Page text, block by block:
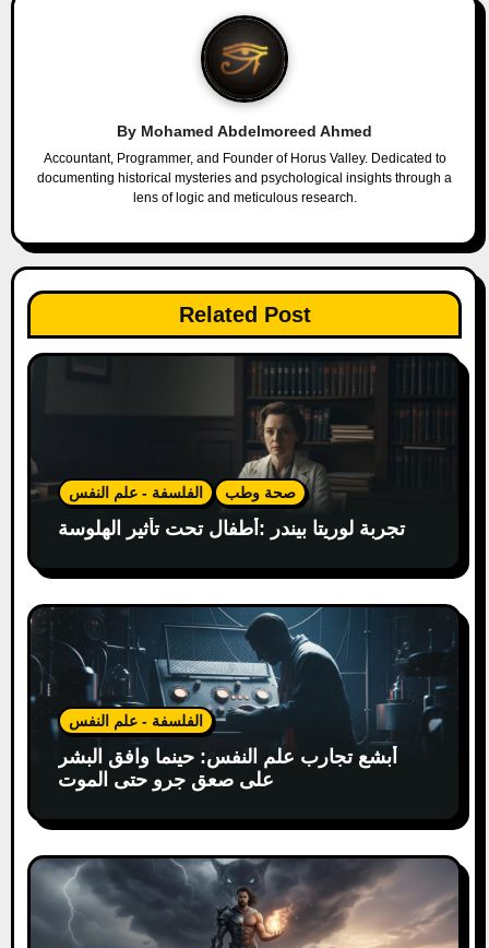
g
t
i
o
By Mohamed Abdelmoreed Ahmed
Accountant, Programmer, and Founder of Horus Valley. Dedicated to
documenting historical mysteries and psychological insights through a
lens of logic and meticulous research.
Related Post
الفلسفة - علم النفس صحة وطب
تجربة لوريتا بيندر :أطفال تحت تأثير الهلوسة
الفلسفة - علم النفس
أبشع تجارب علم النفس: حينما وافق البشر
على صعق جرو حتى الموت